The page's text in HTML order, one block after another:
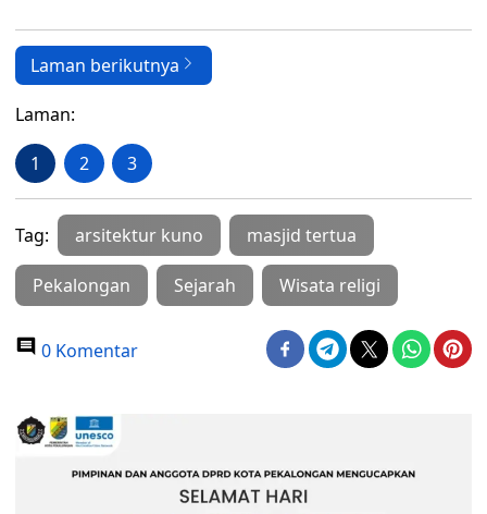
Laman berikutnya
Laman:
1 2 3
Tag: arsitektur kuno masjid tertua
Pekalongan Sejarah Wisata religi
0 Komentar